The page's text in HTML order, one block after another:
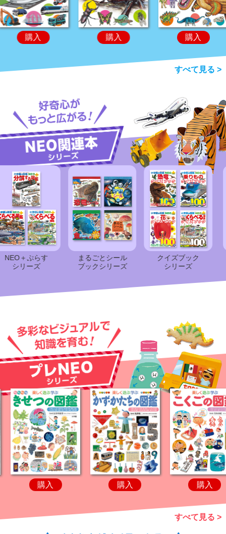
購入
購入
購入
すべて見る >
＋ぷらす
ーズ
まるごとシール
ブックシリーズ
クイズブック
シリーズ
購入
購入
すべて見る >